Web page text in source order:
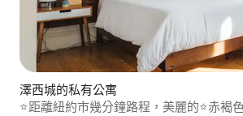
澤西城的私有公寓
⭐距離紐約市幾分鐘路程，美麗的⭐赤褐